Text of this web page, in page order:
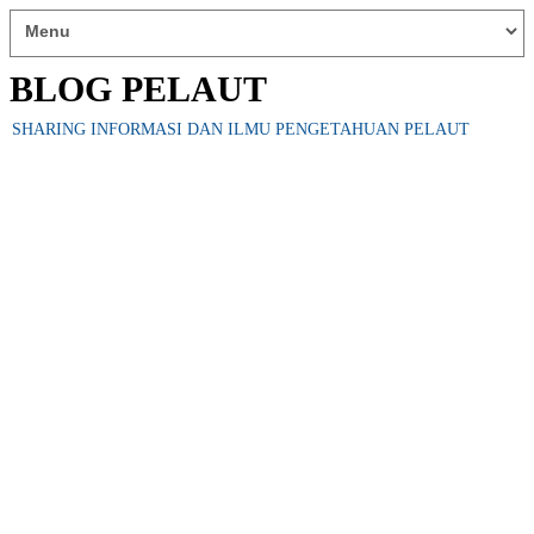
BLOG PELAUT
SHARING INFORMASI DAN ILMU PENGETAHUAN PELAUT